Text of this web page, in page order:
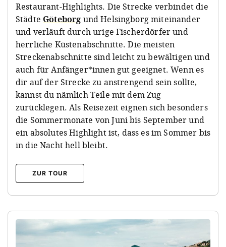
Restaurant-Highlights. Die Strecke verbindet die
Städte Göteborg und Helsingborg miteinander
und verläuft durch urige Fischerdörfer und
herrliche Küstenabschnitte. Die meisten
Streckenabschnitte sind leicht zu bewältigen und
auch für Anfänger*innen gut geeignet. Wenn es
dir auf der Strecke zu anstrengend sein sollte,
kannst du nämlich Teile mit dem Zug
zurücklegen. Als Reisezeit eignen sich besonders
die Sommermonate von Juni bis September und
ein absolutes Highlight ist, dass es im Sommer bis
in die Nacht hell bleibt.
ZUR TOUR